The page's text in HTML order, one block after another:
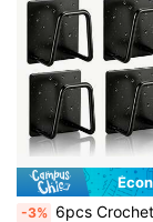
-3% 6pcs Crochets de cuisine noirs sans perçage - Support multifonctionnel sans perçage, convient pour les